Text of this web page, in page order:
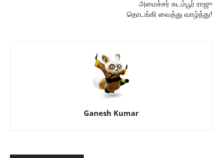
அமைச்சர் கடம்பூர் ராஜு
தொடங்கி வைத்து வாழ்த்து!
Ganesh Kumar